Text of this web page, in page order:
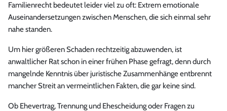
Familienrecht bedeutet leider viel zu oft: Extrem emotionale
Auseinandersetzungen zwischen Menschen, die sich einmal sehr
nahe standen.
Um hier größeren Schaden rechtzeitig abzuwenden, ist
anwaltlicher Rat schon in einer frühen Phase gefragt, denn durch
mangelnde Kenntnis über juristische Zusammenhänge entbrennt
mancher Streit an vermeintlichen Fakten, die gar keine sind.
Ob Ehevertrag, Trennung und Ehescheidung oder Fragen zu